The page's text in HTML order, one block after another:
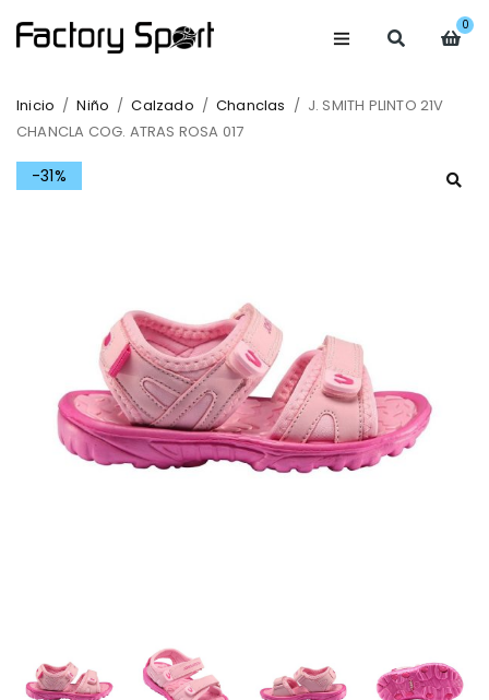
0
Inicio / Niño / Calzado / Chanclas / J. SMITH PLINTO 21V
CHANCLA COG. ATRAS ROSA 017
-31%